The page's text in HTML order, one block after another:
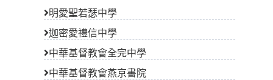
明愛聖若瑟中學
迦密愛禮信中學
中華基督教會全完中學
中華基督教會燕京書院